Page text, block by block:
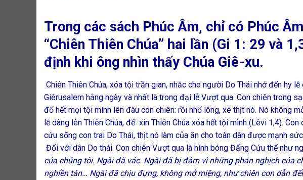
Trong các sách Phúc Âm, chỉ có Phúc
“Chiên Thiên Chúa” hai lần (Gi 1: 29 và
định khi ông nhìn thấy Chúa Giê-xu.
Chiên Thiên Chúa, xóa tội trần gian, nhắc cho người Do Thái nhớ đến hy
Giêrusalem hằng ngày và nhất là trong đại lễ Vượt qua. Con chiên trong
đổ hết mọi tội mình lên đâu con chiên: rồi nhổ lông, xé thịt nó. Nó không
lễ dâng lên Thiên Chúa, để xin Thiên Chúa xóa hết tội mình (Lêvi 1,4).
cứu sống con trai Do Thái, thịt nó làm của ăn cho toàn dân được mạnh
Đối với dân Do thái. Con chiên Vượt qua là hình bóng Đấng Cứu thế như
của chúng tôi. Ngài đã vác. Ngài đã bị đâm vì những phản nghịch của
nghiền tán… Ngài đã chịu đựng, không mở miệng, như chiên con dẫn